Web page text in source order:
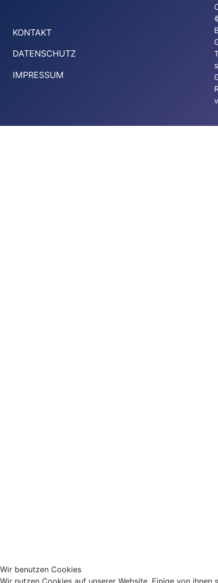
KONTAKT
DATENSCHUTZ
IMPRESSUM
Wir benutzen Cookies
Wir nutzen Cookies auf unserer Website. Einige von ihnen